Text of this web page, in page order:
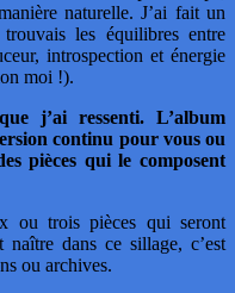
naturelle. J’ai fait un
les équilibres entre
introspection et énergie
moi !).
j’ai ressenti. L’album
continu pour vous ou
pièces qui le composent
ou trois pièces qui seront
naître dans ce sillage, c’est
ou archives.